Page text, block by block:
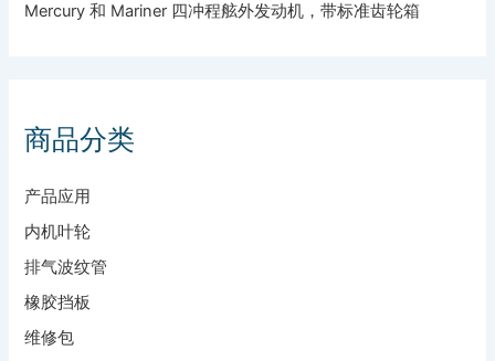
Mercury 和 Mariner 四冲程舷外发动机，带标准齿轮箱
商品分类
产品应用
内机叶轮
排气波纹管
橡胶挡板
维修包